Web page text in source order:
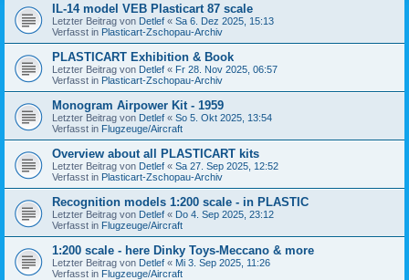
IL-14 model VEB Plasticart 87 scale
Letzter Beitrag von Detlef « Sa 6. Dez 2025, 15:13
Verfasst in Plasticart-Zschopau-Archiv
PLASTICART Exhibition & Book
Letzter Beitrag von Detlef « Fr 28. Nov 2025, 06:57
Verfasst in Plasticart-Zschopau-Archiv
Monogram Airpower Kit - 1959
Letzter Beitrag von Detlef « So 5. Okt 2025, 13:54
Verfasst in Flugzeuge/Aircraft
Overview about all PLASTICART kits
Letzter Beitrag von Detlef « Sa 27. Sep 2025, 12:52
Verfasst in Plasticart-Zschopau-Archiv
Recognition models 1:200 scale - in PLASTIC
Letzter Beitrag von Detlef « Do 4. Sep 2025, 23:12
Verfasst in Flugzeuge/Aircraft
1:200 scale - here Dinky Toys-Meccano & more
Letzter Beitrag von Detlef « Mi 3. Sep 2025, 11:26
Verfasst in Flugzeuge/Aircraft